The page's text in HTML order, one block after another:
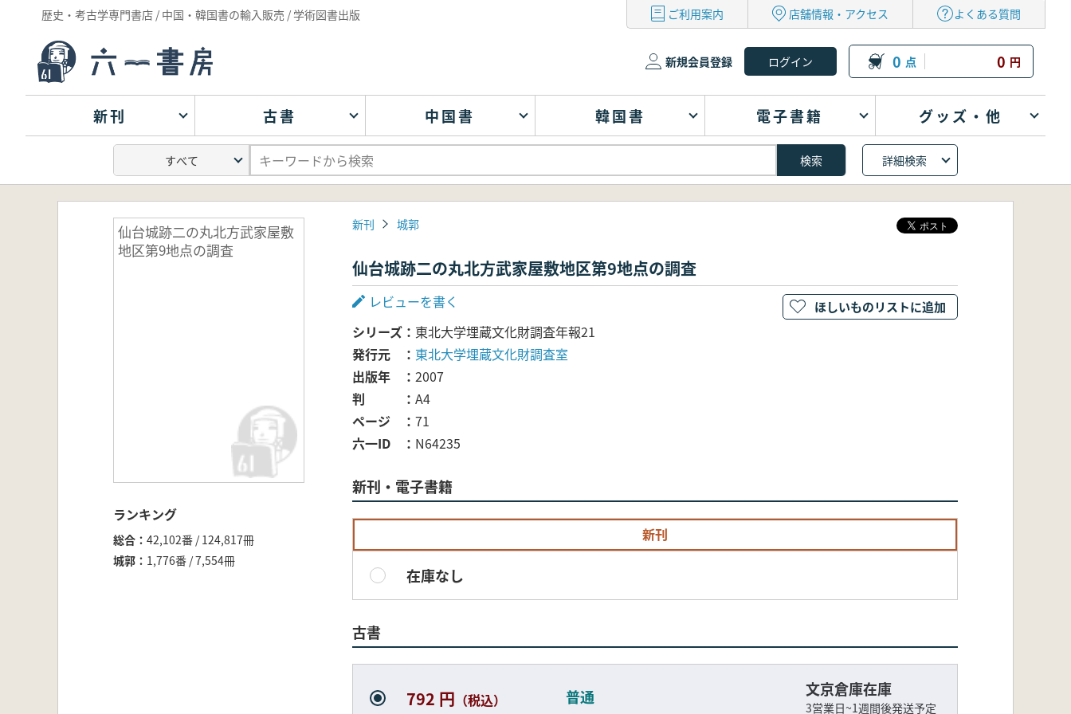
歴史・考古学専門書店 / 中国・韓国書の輸入販売 / 学術図書出版 ご利用案内 店舗情報・アクセス よくある質問
新規会員登録 0 点 0 円
新刊 古書 中国書 韓国書 電子書籍 グッズ・他
詳細検索
仙台城跡二の丸北方武家屋敷
地区第9地点の調査
ランキング
総合
42,102番 / 124,817冊
城郭
1,776番 / 7,554冊
新刊 城郭
仙台城跡二の丸北方武家屋敷地区第9地点の調査
レビューを書く
シリーズ
東北大学埋蔵文化財調査年報21
発行元
東北大学埋蔵文化財調査室
出版年
2007
判
A4
ページ
71
六一ID
N64235
新刊・電子書籍
新刊
在庫なし
古書
792 円 （税込） 普通 文京倉庫在庫
3営業日~1週間後発送予定
ほしいものリストに追加